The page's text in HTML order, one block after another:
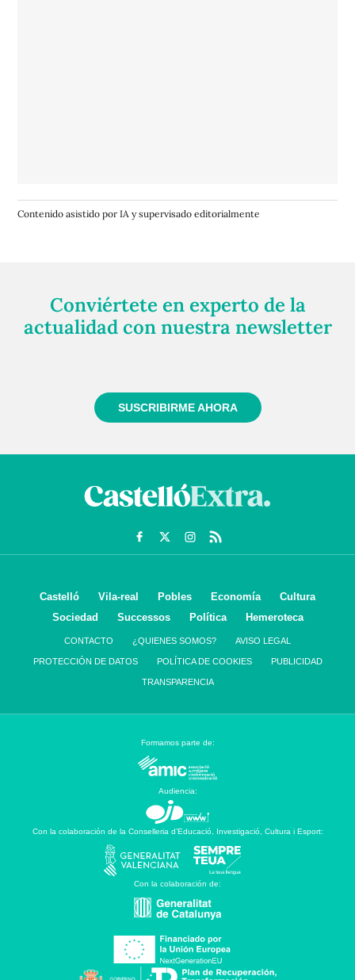
Contenido asistido por IA y supervisado editorialmente
Conviértete en experto de la
actualidad con nuestra newsletter
SUSCRIBIRME AHORA
Castelló Vila-real Pobles Economía
Cultura
Sociedad
Successos Política Hemeroteca
CONTACTO ¿QUIENES SOMOS? AVISO LEGAL
PROTECCIÓN DE DATOS POLÍTICA DE COOKIES PUBLICIDAD
TRANSPARENCIA
Formamos parte de:
Audiencia:
Con la colaboración de la Conselleria d’Educació, Investigació, Cultura i Esport:
Con la colaboración de: